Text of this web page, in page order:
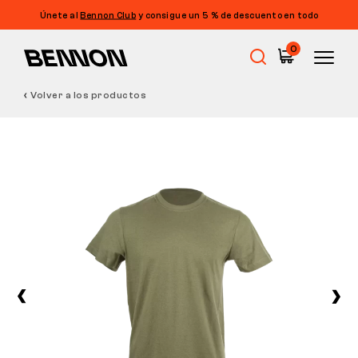
Únete alBennon Club y consigue un 5 % de descuento en todo
0
Calzado informal
Volver a los productos